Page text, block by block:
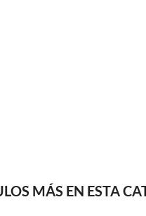
MÁS EN ESTA